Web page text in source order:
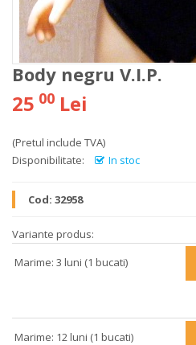
Body negru V.I.P.
25 00 Lei
(Pretul include TVA)
Disponibilitate:
In stoc
Cod: 32958
Variante produs:
Marime: 3 luni (1 bucati)
Marime: 12 luni (1 bucati)